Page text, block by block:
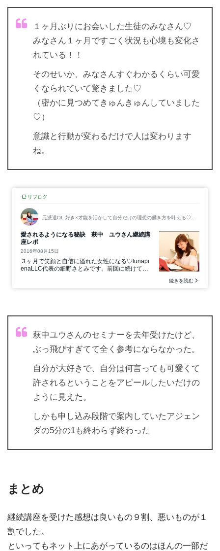
１ヶ月ぶりにお会いした生徒のみなさん♡
みなさん１ヶ月ですごく状況も心境も変化さ
れている！！
そのせいか、みなさんすぐわかるくらい可愛
くなられていて驚きました♡
（密かに見つめてきゅんきゅんしていました
♡）
意識と行動が変わるだけで人は変わります
ね。
萩中ユウさんのセミナーを去年受けたけど、
ぶっ飛びすぎてて全く参考にならなかった。
自分が大好きで、自分は何言っても可愛くて
許されるということをアピールしたいだけの
ように見えた。
しかも申し込み段階で案内していたアジェン
ダの5分の1も終わらず終わった
まとめ
継続講座を受けた感想は良いもの９割、悪いものが１
割でした。
といってもネット上にあがっているのはほんの一部だ